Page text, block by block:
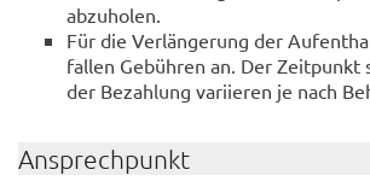
abzuholen.
Für die Verlängerung der
fallen Gebühren an. Der Zeitpunkt
der Bezahlung variieren je nach
Ansprechpunkt